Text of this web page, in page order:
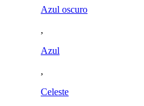
Azul oscuro
,
Azul
,
Celeste